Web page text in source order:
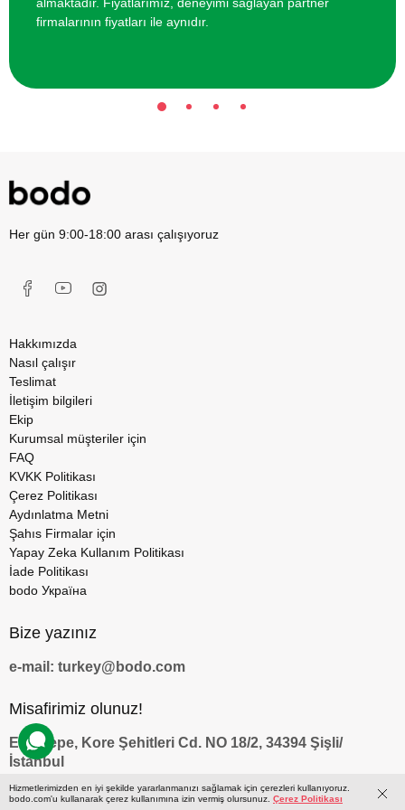
firmalarının fiyatları ile aynıdır.
Her gün 9:00-18:00 arası çalışıyoruz
Hakkımızda
Nasıl çalışır
Teslimat
İletişim bilgileri
Ekip
Kurumsal müşteriler için
FAQ
KVKK Politikası
Çerez Politikası
Aydınlatma Metni
Şahıs Firmalar için
Yapay Zeka Kullanım Politikası
İade Politikası
bodo Україна
Bize yazınız
e-mail: turkey@bodo.com
Misafirimiz olunuz!
Esentepe, Kore Şehitleri Cd. NO 18/2, 34394 Şişli/
İstanbul
Hizmetlerimizden en iyi şekilde yararlanmanızı sağlamak için çerezleri kullanıyoruz.
bodo.com'u kullanarak çerez kullanımına izin vermiş olursunuz. Çerez Politikası